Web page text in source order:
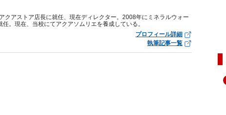
クアストア店長に就任、現在ディレクター。2008年にミネラルウォー
。現在、当校にてアクアソムリエを養成している。
プロフィール詳細
執筆記事一覧